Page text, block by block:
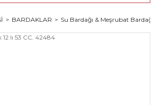
BARDAKLAR Su Bardağı & Meşrubat Bardağı